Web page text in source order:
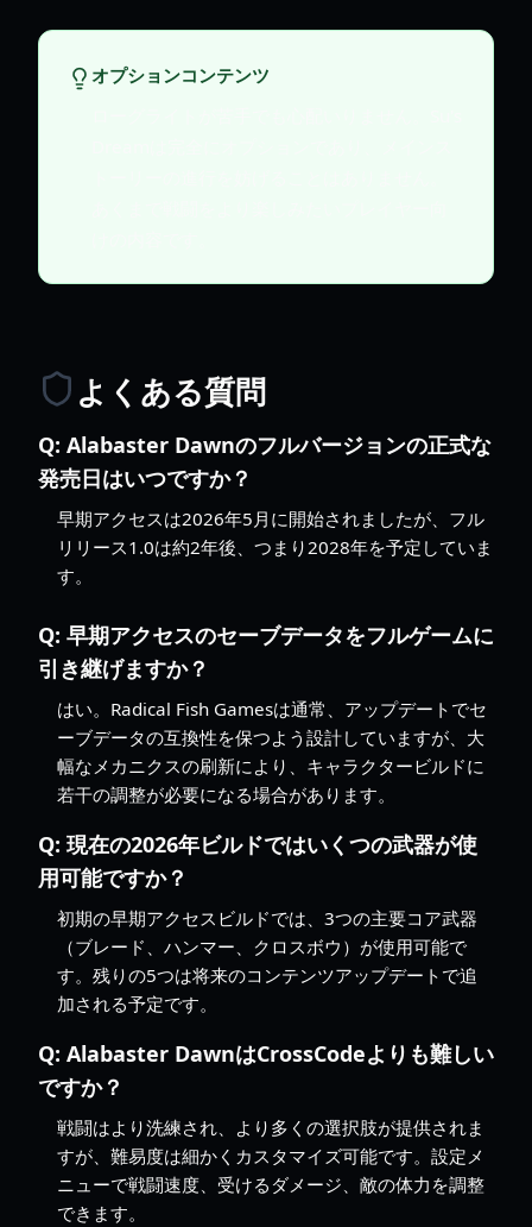
オプションコンテンツ
よくある質問
Q: Alabaster Dawnのフルバージョンの正式な
発売日はいつですか？
早期アクセスは2026年5月に開始されましたが、フル
リリース1.0は約2年後、つまり2028年を予定していま
す。
Q: 早期アクセスのセーブデータをフルゲームに
引き継げますか？
はい。Radical Fish Gamesは通常、アップデートでセ
ーブデータの互換性を保つよう設計していますが、大
幅なメカニクスの刷新により、キャラクタービルドに
若干の調整が必要になる場合があります。
Q: 現在の2026年ビルドではいくつの武器が使
用可能ですか？
初期の早期アクセスビルドでは、3つの主要コア武器
（ブレード、ハンマー、クロスボウ）が使用可能で
す。残りの5つは将来のコンテンツアップデートで追
加される予定です。
Q: Alabaster DawnはCrossCodeよりも難しい
ですか？
戦闘はより洗練され、より多くの選択肢が提供されま
すが、難易度は細かくカスタマイズ可能です。設定メ
ニューで戦闘速度、受けるダメージ、敵の体力を調整
できます。